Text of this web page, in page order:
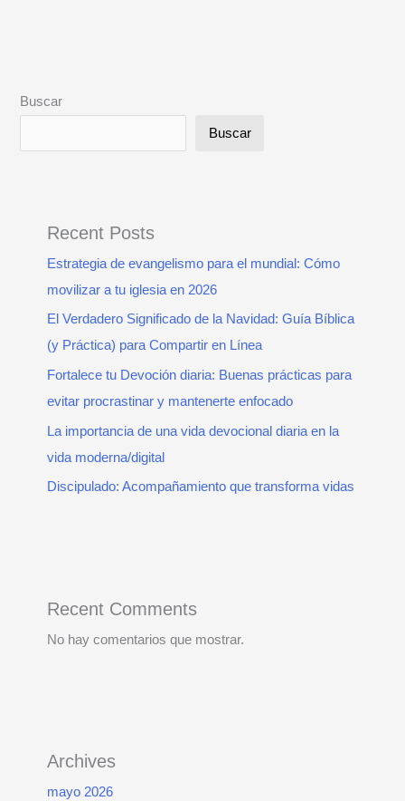
Buscar
Buscar
Recent Posts
Estrategia de evangelismo para el mundial: Cómo
movilizar a tu iglesia en 2026
El Verdadero Significado de la Navidad: Guía Bíblica
(y Práctica) para Compartir en Línea
Fortalece tu Devoción diaria: Buenas prácticas para
evitar procrastinar y mantenerte enfocado
La importancia de una vida devocional diaria en la
vida moderna/digital
Discipulado: Acompañamiento que transforma vidas
Recent Comments
No hay comentarios que mostrar.
Archives
mayo 2026